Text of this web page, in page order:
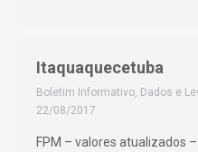
Itaquaquecetuba
Boletim Informativo, Dados e
22/08/2017
FPM – valores atualizados